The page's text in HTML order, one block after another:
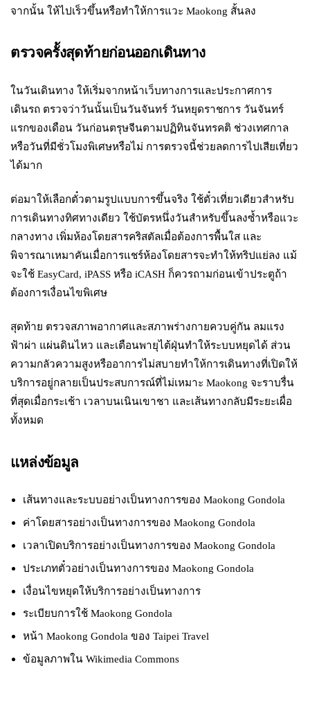
จากนั้น ให้ไปเร็วขึ้นหรือทำให้การแวะ Maokong สั้นลง
ตรวจครั้งสุดท้ายก่อนออกเดินทาง
ในวันเดินทาง ให้เริ่มจากหน้าเว็บทางการและประกาศการ
เดินรถ ตรวจว่าวันนั้นเป็นวันจันทร์ วันหยุดราชการ วันจันทร์
แรกของเดือน วันก่อนตรุษจีนตามปฏิทินจันทรคติ ช่วงเทศกาล
หรือวันที่มีชั่วโมงพิเศษหรือไม่ การตรวจนี้ช่วยลดการไปเสียเที่ยว
ได้มาก
ต่อมาให้เลือกตั๋วตามรูปแบบการขึ้นจริง ใช้ตั๋วเที่ยวเดียวสำหรับ
การเดินทางทิศทางเดียว ใช้บัตรหนึ่งวันสำหรับขึ้นลงซ้ำหรือแวะ
กลางทาง เพิ่มห้องโดยสารคริสตัลเมื่อต้องการพื้นใส และ
พิจารณาเหมาคันเมื่อการแชร์ห้องโดยสารจะทำให้ทริปแย่ลง แม้
จะใช้ EasyCard, iPASS หรือ iCASH ก็ควรถามก่อนเข้าประตูถ้า
ต้องการเงื่อนไขพิเศษ
สุดท้าย ตรวจสภาพอากาศและสภาพร่างกายควบคู่กัน ลมแรง
ฟ้าผ่า แผ่นดินไหว และเตือนพายุไต้ฝุ่นทำให้ระบบหยุดได้ ส่วน
ความกลัวความสูงหรืออาการไม่สบายทำให้การเดินทางที่เปิดให้
บริการอยู่กลายเป็นประสบการณ์ที่ไม่เหมาะ Maokong จะราบรื่น
ที่สุดเมื่อกระเช้า เวลาบนเนินเขาชา และเส้นทางกลับมีระยะเผื่อ
ทั้งหมด
แหล่งข้อมูล
เส้นทางและระบบอย่างเป็นทางการของ Maokong Gondola
ค่าโดยสารอย่างเป็นทางการของ Maokong Gondola
เวลาเปิดบริการอย่างเป็นทางการของ Maokong Gondola
ประเภทตั๋วอย่างเป็นทางการของ Maokong Gondola
เงื่อนไขหยุดให้บริการอย่างเป็นทางการ
ระเบียบการใช้ Maokong Gondola
หน้า Maokong Gondola ของ Taipei Travel
ข้อมูลภาพใน Wikimedia Commons